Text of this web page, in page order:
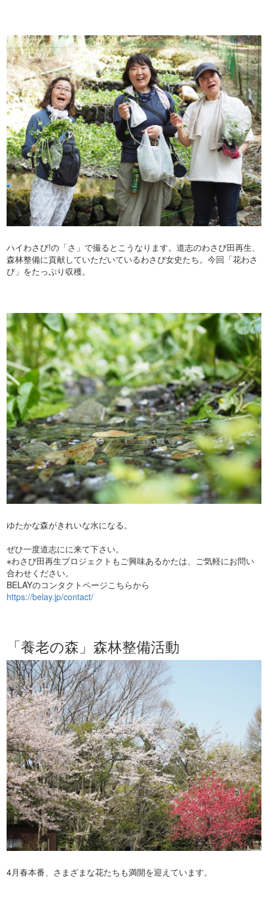
ハイわさび!の「さ」で撮るとこうなります。道志のわさび田再生、
森林整備に貢献していただいているわさび女史たち。今回「花わさ
び」をたっぷり収穫。
ゆたかな森がきれいな水になる。
ぜひ一度道志にに来て下さい。
※わさび田再生プロジェクトもご興味あるかたは、ご気軽にお問い
合わせください。
BELAYのコンタクトページこちらから
https://belay.jp/contact/
「養老の森」森林整備活動
4月春本番、さまざまな花たちも満開を迎えています。